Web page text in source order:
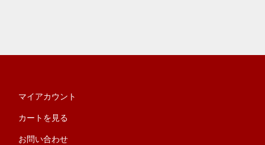
マイアカウント
カートを見る
お問い合わせ